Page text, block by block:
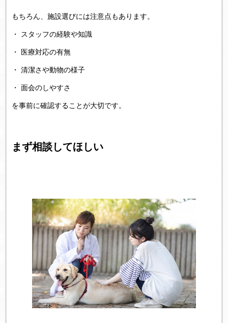
もちろん、施設選びには注意点もあります。
・ スタッフの経験や知識
・ 医療対応の有無
・ 清潔さや動物の様子
・ 面会のしやすさ
を事前に確認することが大切です。
まず相談してほしい